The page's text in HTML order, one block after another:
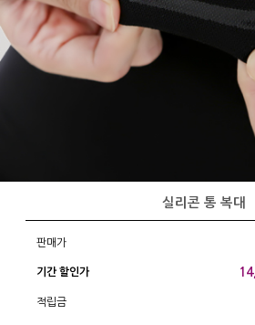
실리콘 통 복대
판매가
기간 할인가
적립금